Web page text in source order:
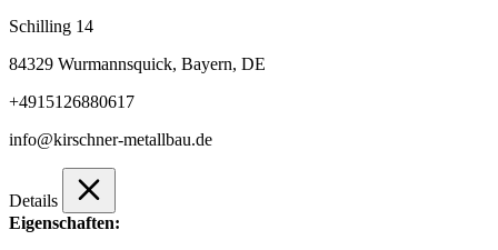
Schilling 14
84329 Wurmannsquick, Bayern, DE
+4915126880617
info@kirschner-metallbau.de
Details
Eigenschaften: